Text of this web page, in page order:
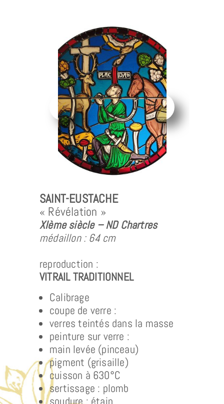
SAINT-EUSTACHE
« Révélation »
XIème siècle – ND Chartres
médaillon : 64 cm
reproduction :
VITRAIL TRADITIONNEL
Calibrage
coupe de verre :
verres teintés dans la masse
peinture sur verre :
main levée (pinceau)
pigment (grisaille)
cuisson à 630°C
sertissage : plomb
soudure : étain